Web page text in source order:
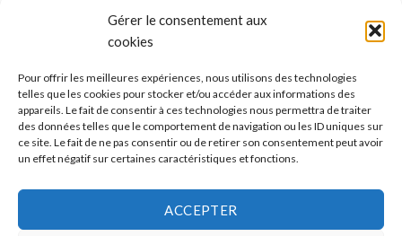
Gérer le consentement aux
cookies
Pour offrir les meilleures expériences, nous utilisons des technologies
telles que les cookies pour stocker et/ou accéder aux informations des
appareils. Le fait de consentir à ces technologies nous permettra de traiter
des données telles que le comportement de navigation ou les ID uniques sur
ce site. Le fait de ne pas consentir ou de retirer son consentement peut avoir
un effet négatif sur certaines caractéristiques et fonctions.
ACCEPTER
ALLO BOX DÉCO
Une question ?